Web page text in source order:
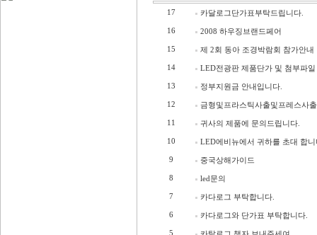
17 카달로그단가표부탁드립니다.
16 2008 하우징브랜드페어
15 제 2회 동아 조경박람회 참가안내
14 LED전광판 제품단가 및 첨부파일
13 정부지원금 안내입니다.
12 금형및프라스틱사출및프레스사
11 귀사의 제품에 문의드립니다.
10 LED에비뉴에서 귀하를 초대 합니
9 중국상해가이드
8 led문의
7 카다로그 부탁합니다.
6 카다로그와 단가표 부탁합니다.
5